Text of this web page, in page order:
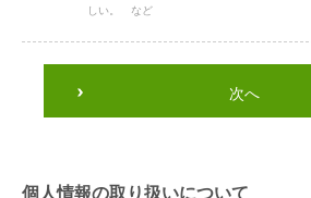
しい。 など
次へ
個人情報の取り扱いについて